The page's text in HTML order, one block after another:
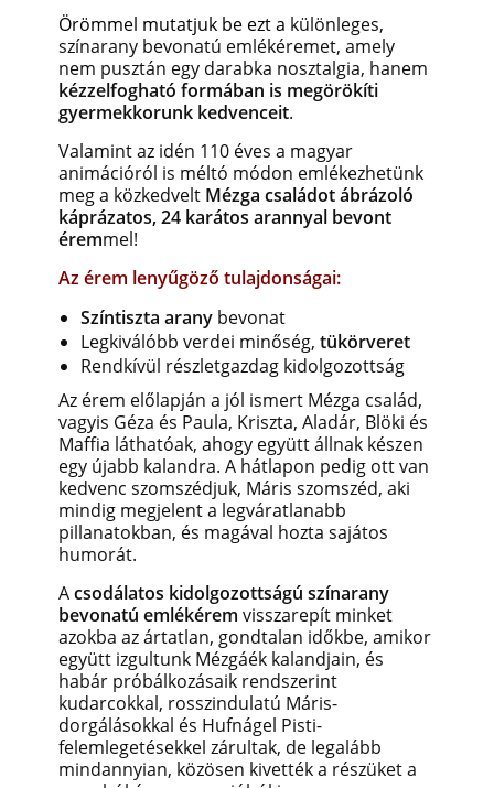
Örömmel mutatjuk be ezt a különleges,
színarany bevonatú emlékéremet, amely
nem pusztán egy darabka nosztalgia, hanem
kézzelfogható formában is megörökíti
gyermekkorunk kedvenceit.
Valamint az idén 110 éves a magyar
animációról is méltó módon emlékezhetünk
meg a közkedvelt Mézga családot ábrázoló
káprázatos, 24 karátos arannyal bevont
éremmel!
Az érem lenyűgöző tulajdonságai:
Színtiszta arany bevonat
Legkiválóbb verdei minőség, tükörveret
Rendkívül részletgazdag kidolgozottság
Az érem előlapján a jól ismert Mézga család,
vagyis Géza és Paula, Kriszta, Aladár, Blöki és
Maffia láthatóak, ahogy együtt állnak készen
egy újabb kalandra. A hátlapon pedig ott van
kedvenc szomszédjuk, Máris szomszéd, aki
mindig megjelent a legváratlanabb
pillanatokban, és magával hozta sajátos
humorát.
Acsodálatos kidolgozottságú színarany
bevonatú emlékérem visszarepít minket
azokba az ártatlan, gondtalan időkbe, amikor
együtt izgultunk Mézgáék kalandjain, és
habár próbálkozásaik rendszerint
kudarcokkal, rosszindulatú Máris-
dorgálásokkal és Hufnágel Pisti-
felemlegetésekkel zárultak, de legalább
mindannyian, közösen kivették a részüket a